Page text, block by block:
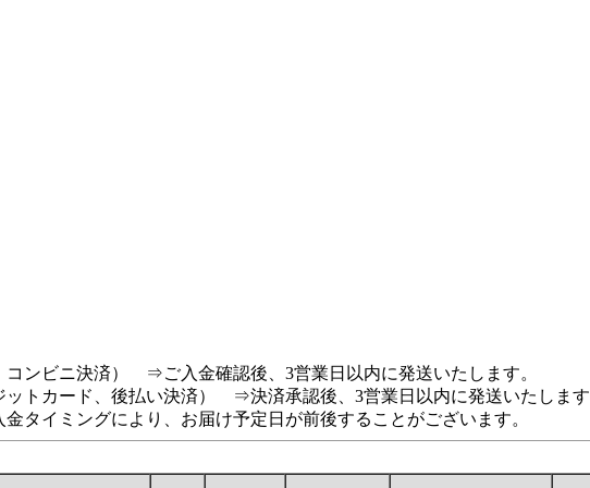
コンビニ決済） ⇒ご入金確認後、3営業日以内に発送いたします。
ットカード、後払い決済） ⇒決済承認後、3営業日以内に発送いたしま
タイミングにより、お届け予定日が前後することがございます。